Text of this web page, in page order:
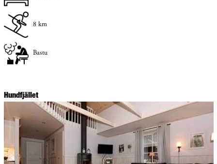
8 km
Bastu
Hundfjället